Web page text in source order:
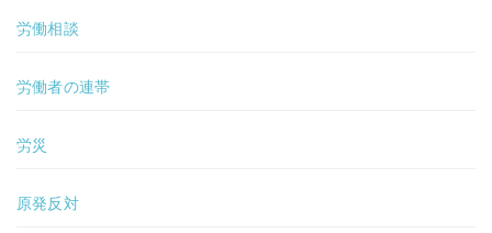
労働相談
労働者の連帯
労災
原発反対